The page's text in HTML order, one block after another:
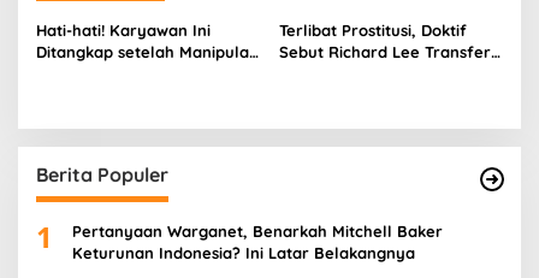
Hati-hati! Karyawan Ini
Ditangkap setelah Manipulasi
Terlibat Prostitusi, Doktif
Sebut Richard Lee Transfer
Berita Populer
1
Pertanyaan Warganet, Benarkah Mitchell Baker
Keturunan Indonesia? Ini Latar Belakangnya